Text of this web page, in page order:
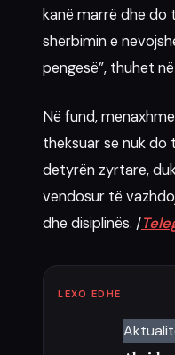
kanë marrë dhe do
shërbimin e
pengesë”, thuhet në
Në fund,
theksuar se nuk
detyrën zyrtare,
vendosur të
dhe disiplinës. /
LEXO EDHE